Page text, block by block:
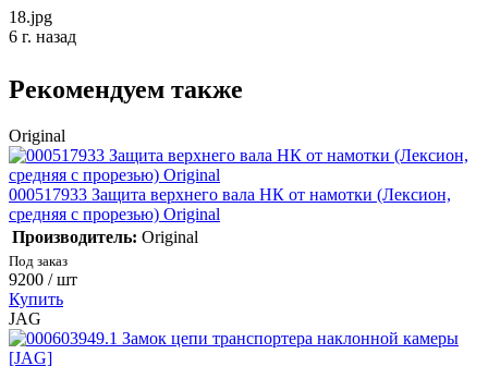
18.jpg
6 г. назад
Рекомендуем также
Original
000517933 Защита верхнего вала НК от намотки (Лексион,
средняя с прорезью) Original
Производитель: Original
Под заказ
9200 / шт
Купить
JAG